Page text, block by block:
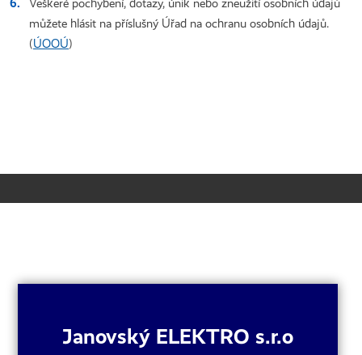
můžete hlásit na příslušný Úřad na ochranu osobních údajů.
(ÚOOÚ)
Janovský ELEKTRO s.r.o